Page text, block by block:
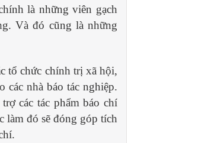
là những viên gạch
Và đó cũng là những
tổ chức chính trị xã hội,
các nhà báo tác nghiệp.
các tác phẩm báo chí
làm đó sẽ đóng góp tích